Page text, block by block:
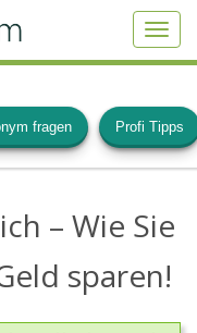
fragen Profi Tipps
– Wie Sie
sparen!